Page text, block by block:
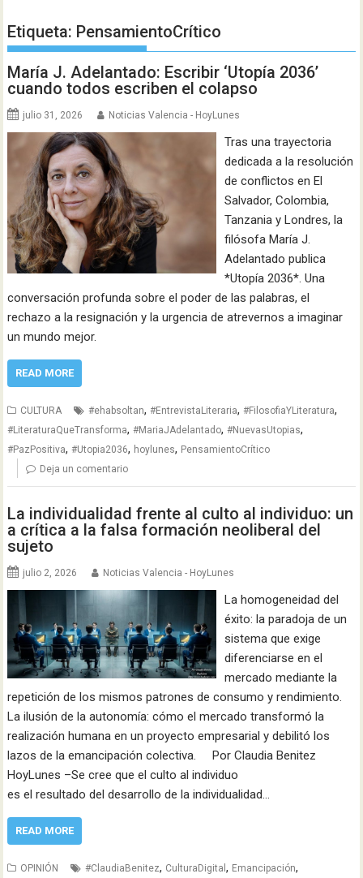
Etiqueta: PensamientoCrítico
María J. Adelantado: Escribir ‘Utopía 2036’
cuando todos escriben el colapso
julio 31, 2026 Noticias Valencia - HoyLunes
Tras una trayectoria
dedicada a la resolución
de conflictos en El
Salvador, Colombia,
Tanzania y Londres, la
filósofa María J.
Adelantado publica
*Utopía 2036*. Una
conversación profunda sobre el poder de las palabras, el
rechazo a la resignación y la urgencia de atrevernos a imaginar
un mundo mejor.
READ MORE
CULTURA #ehabsoltan,#EntrevistaLiteraria,#FilosofiaYLiteratura,
#LiteraturaQueTransforma,#MariaJAdelantado,#NuevasUtopias,
#PazPositiva,#Utopia2036, hoylunes, PensamientoCrítico
Deja un comentario
La individualidad frente al culto al individuo: un
a crítica a la falsa formación neoliberal del
sujeto
julio 2, 2026 Noticias Valencia - HoyLunes
La homogeneidad del
éxito: la paradoja de un
sistema que exige
diferenciarse en el
mercado mediante la
repetición de los mismos patrones de consumo y rendimiento.
La ilusión de la autonomía: cómo el mercado transformó la
realización humana en un proyecto empresarial y debilitó los
lazos de la emancipación colectiva. Por Claudia Benitez
HoyLunes –Se cree que el culto al individuo
es el resultado del desarrollo de la individualidad…
READ MORE
OPINIÓN #ClaudiaBenitez, CulturaDigital, Emancipación,